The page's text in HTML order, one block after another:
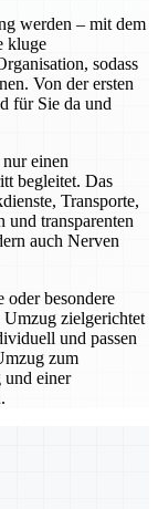
werden – mit dem
kluge
sodass
Von der ersten
für Sie da und
einen
begleitet. Das
Transporte,
transparenten
auch Nerven
oder besondere
zielgerichtet
und passen
zum
und einer